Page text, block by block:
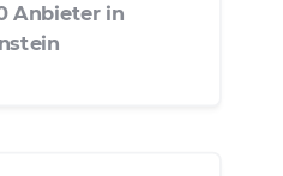
Anbieter in